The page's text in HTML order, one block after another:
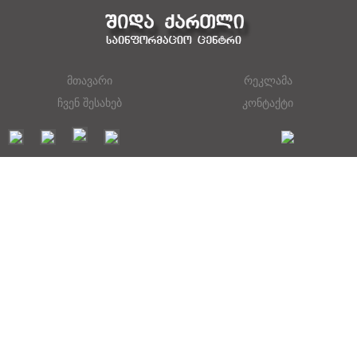
მთავარი
რეკლამა
ჩვენ შესახებ
კონტაქტი